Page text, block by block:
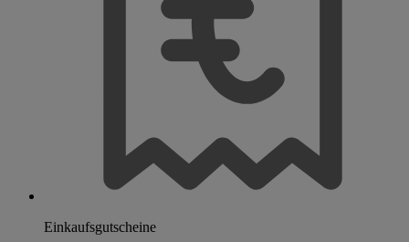
Einkaufsgutscheine